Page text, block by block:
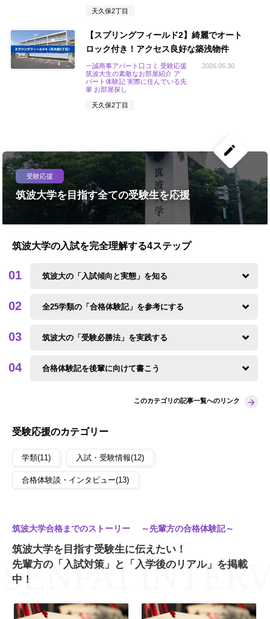
天久保2丁目
【スプリングフィールド2】綺麗でオート
ロック付き！アクセス良好な築浅物件
2026.06.30
一誠商事アパート口コミ 受験応援
筑波大生の素敵なお部屋紹介 ア
パート体験記 実際に住んでいる先
輩 お部屋探し
天久保2丁目
create
受験応援
筑波大学を目指す全ての受験生を応援
筑波大学の入試を完全理解する4ステップ
筑波大の「入試傾向と実態」を知る
全25学類の「合格体験記」を参考にする
筑波大の「受験必勝法」を実践する
合格体験記を後輩に向けて書こう
このカテゴリの記事一覧へのリンク
受験応援のカテゴリー
学類(11) 入試・受験情報(12)
合格体験談・インタビュー(13)
筑波大学合格までのストーリー ～先輩方の合格体験記～
筑波大学を目指す受験生に伝えたい！
先輩方の「入試対策」と「入学後のリアル」を掲載
中！